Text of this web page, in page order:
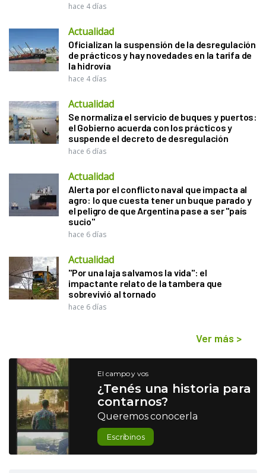
hace 4 días
Actualidad
Oficializan la suspensión de la desregulación
de prácticos y hay novedades en la tarifa de
la hidrovía
hace 4 días
Actualidad
Se normaliza el servicio de buques y puertos:
el Gobierno acuerda con los prácticos y
suspende el decreto de desregulación
hace 6 días
Actualidad
Alerta por el conflicto naval que impacta al
agro: lo que cuesta tener un buque parado y
el peligro de que Argentina pase a ser "país
sucio"
hace 6 días
Actualidad
"Por una laja salvamos la vida": el
impactante relato de la tambera que
sobrevivió al tornado
hace 6 días
Ver más >
El campo y vos
¿Tenés una historia para
contarnos?
Queremos conocerla
Escribinos